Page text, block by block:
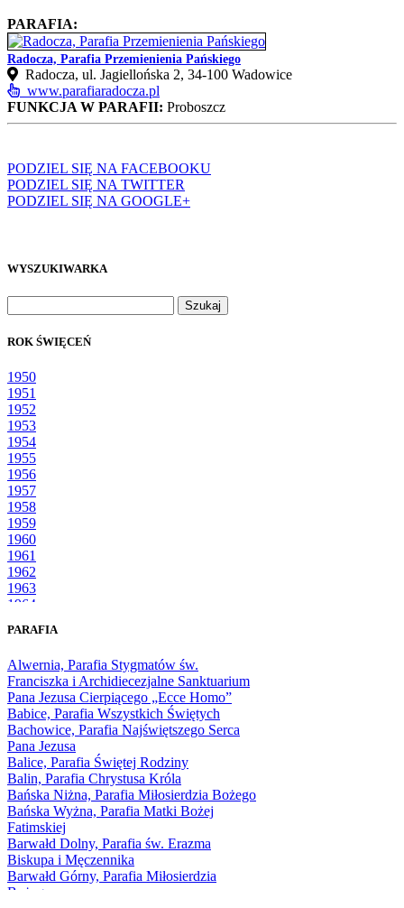
PARAFIA:
Radocza, Parafia Przemienienia Pańskiego
Radocza, ul. Jagiellońska 2, 34-100 Wadowice
www.parafiaradocza.pl
FUNKCJA W PARAFII: Proboszcz
PODZIEL SIĘ NA FACEBOOKU
PODZIEL SIĘ NA TWITTER
PODZIEL SIĘ NA GOOGLE+
WYSZUKIWARKA
ROK ŚWIĘCEŃ
1950
1951
1952
1953
1954
1955
1956
1957
1958
1959
1960
1961
1962
1963
1964
1966
1968
1969
1970
1971
1972
1973
1974
1975
1976
1977
1978
1979
1980
1981
PARAFIA
Alwernia, Parafia Stygmatów św.
Franciszka i Archidiecezjalne Sanktuarium
Pana Jezusa Cierpiącego „Ecce Homo”
Babice, Parafia Wszystkich Świętych
Bachowice, Parafia Najświętszego Serca
Pana Jezusa
Balice, Parafia Świętej Rodziny
Balin, Parafia Chrystusa Króla
Bańska Niżna, Parafia Miłosierdzia Bożego
Bańska Wyżna, Parafia Matki Bożej
Fatimskiej
Barwałd Dolny, Parafia św. Erazma
Biskupa i Męczennika
Barwałd Górny, Parafia Miłosierdzia
Bożego